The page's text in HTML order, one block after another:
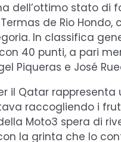
dell’ottimo stato di
de Rio
In classifica
40 punti, a pari
Piqueras e José
il Qatar rappresenta
raccogliendo i
Moto3 spera di
la grinta che lo